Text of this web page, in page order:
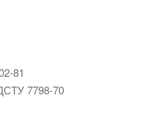
81
7798-70